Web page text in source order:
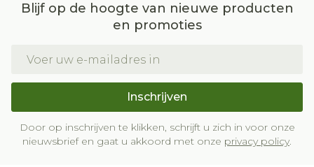
Blijf op de hoogte van nieuwe producten
en promoties
Inschrijven
Door op inschrijven te klikken, schrijft u zich in voor onze
nieuwsbrief en gaat u akkoord met onze privacy policy.